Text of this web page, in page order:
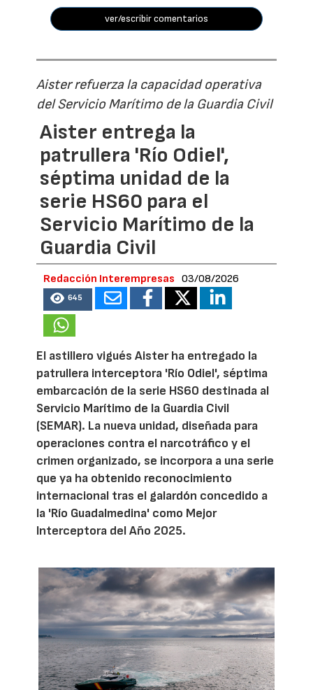
ver/escribir comentarios
Aister refuerza la capacidad operativa
del Servicio Marítimo de la Guardia Civil
Aister entrega la
patrullera 'Río Odiel',
séptima unidad de la
serie HS60 para el
Servicio Marítimo de la
Guardia Civil
Redacción Interempresas 03/08/2026
645
El astillero vigués Aister ha entregado la
patrullera interceptora 'Río Odiel', séptima
embarcación de la serie HS60 destinada al
Servicio Marítimo de la Guardia Civil
(SEMAR). La nueva unidad, diseñada para
operaciones contra el narcotráfico y el
crimen organizado, se incorpora a una serie
que ya ha obtenido reconocimiento
internacional tras el galardón concedido a
la 'Río Guadalmedina' como Mejor
Interceptora del Año 2025.